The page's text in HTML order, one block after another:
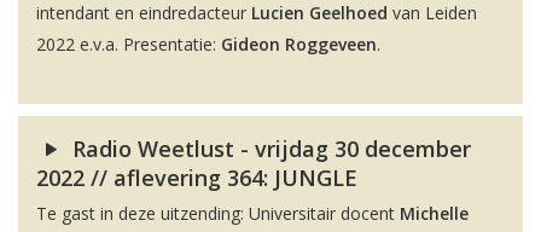
intendant en eindredacteur Lucien Geelhoed van Leiden
2022 e.v.a. Presentatie: Gideon Roggeveen.
Radio Weetlust - vrijdag 30 december
2022 // aflevering 364: JUNGLE
Te gast in deze uitzending: Universitair docent Michelle